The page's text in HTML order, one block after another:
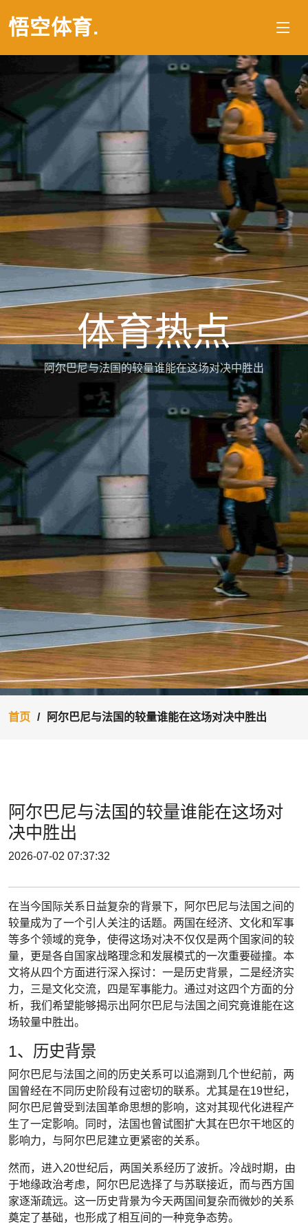
悟空体育.
体育热点
阿尔巴尼与法国的较量谁能在这场对决中胜出
首页 阿尔巴尼与法国的较量谁能在这场对决中胜出
阿尔巴尼与法国的较量谁能在这场对
决中胜出
2026-07-02 07:37:32
在当今国际关系日益复杂的背景下，阿尔巴尼与法国之间的
较量成为了一个引人关注的话题。两国在经济、文化和军事
等多个领域的竞争，使得这场对决不仅仅是两个国家间的较
量，更是各自国家战略理念和发展模式的一次重要碰撞。本
文将从四个方面进行深入探讨：一是历史背景，二是经济实
力，三是文化交流，四是军事能力。通过对这四个方面的分
析，我们希望能够揭示出阿尔巴尼与法国之间究竟谁能在这
场较量中胜出。
1、历史背景
阿尔巴尼与法国之间的历史关系可以追溯到几个世纪前，两
国曾经在不同历史阶段有过密切的联系。尤其是在19世纪，
阿尔巴尼曾受到法国革命思想的影响，这对其现代化进程产
生了一定影响。同时，法国也曾试图扩大其在巴尔干地区的
影响力，与阿尔巴尼建立更紧密的关系。
然而，进入20世纪后，两国关系经历了波折。冷战时期，由
于地缘政治考虑，阿尔巴尼选择了与苏联接近，而与西方国
家逐渐疏远。这一历史背景为今天两国间复杂而微妙的关系
奠定了基础，也形成了相互间的一种竞争态势。